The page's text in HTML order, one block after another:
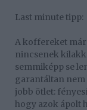
Last minute tipp:
A koffereket
nincsenek
semmiképp se
garantáltan nem
jobb ötlet:
hogy azok ápolt